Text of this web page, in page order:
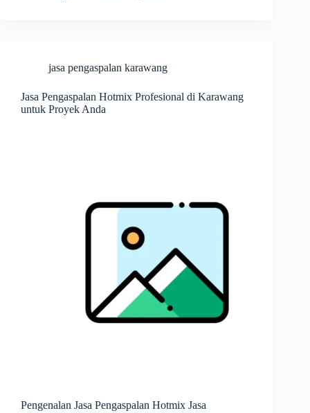
jasa pengaspalan karawang
Jasa Pengaspalan Hotmix Profesional di Karawang
untuk Proyek Anda
Pengenalan Jasa Pengaspalan Hotmix Jasa